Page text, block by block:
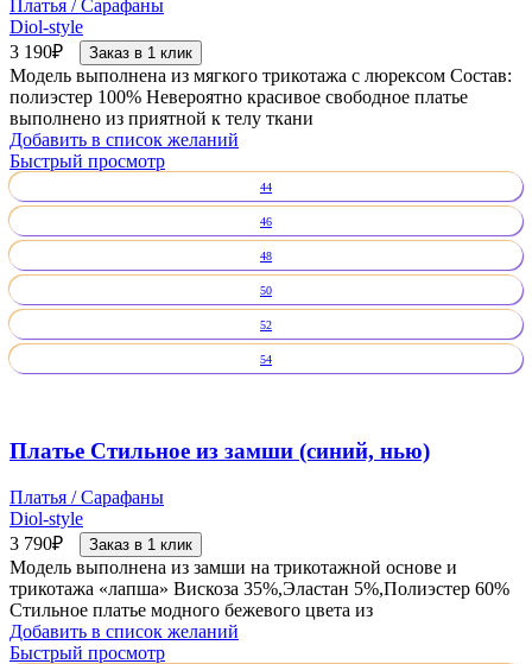
Платья / Сарафаны
Diol-style
3 190₽ Заказ в 1 клик
Модель выполнена из мягкого трикотажа с люрексом Состав:
полиэстер 100% Невероятно красивое свободное платье
выполнено из приятной к телу ткани
Добавить в список желаний
Быстрый просмотр
44
46
48
50
52
54
Платье Стильное из замши (синий, нью)
Платья / Сарафаны
Diol-style
3 790₽ Заказ в 1 клик
Модель выполнена из замши на трикотажной основе и
трикотажа «лапша» Вискоза 35%,Эластан 5%,Полиэстер 60%
Стильное платье модного бежевого цвета из
Добавить в список желаний
Быстрый просмотр